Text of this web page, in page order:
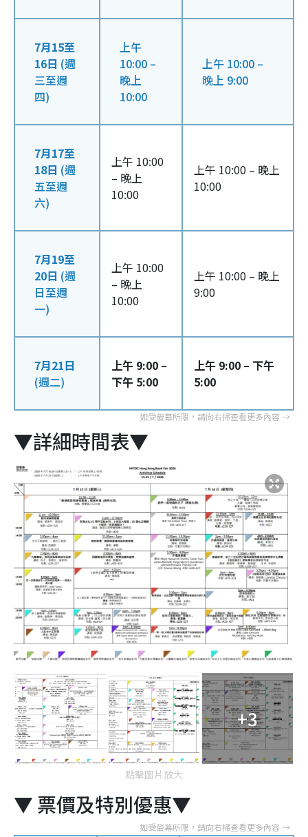
7月15至
16日 (週
三至週
四)
上午
10:00 –
晚上
10:00
上午 10:00 –
晚上 9:00
7月17至
18日 (週
五至週
六)
上午 10:00
– 晚上
10:00
上午 10:00 – 晚上
10:00
7月19至
20日 (週
日至週
一)
上午 10:00
– 晚上
10:00
上午 10:00 – 晚上
9:00
7月21日
(週二)
上午 9:00 –
下午 5:00
上午 9:00 – 下午
5:00
▼詳細時間表▼
+3
點擊圖片放大
▼ 票價及特別優惠▼